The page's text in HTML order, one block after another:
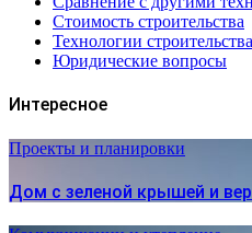
Стоимость строительства
Технологии строительства
Юридические вопросы
Интересное
Проекты и планировки
Дом с зеленой крышей и